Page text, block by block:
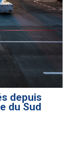
depuis
du Sud